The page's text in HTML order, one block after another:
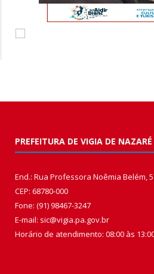
PREFEITURA DE VIGIA DE NAZARÉ
End.: Rua Professora Noêmia Belém,
CEP: 68780-000
Fone: (91) 98467-3247
E-mail: sic@vigia.pa.gov.br
Horário de atendimento: 08:00 às